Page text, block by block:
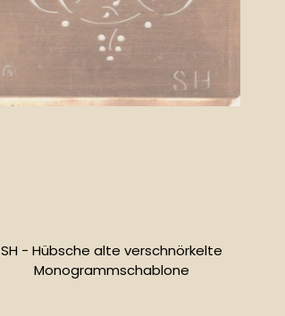
SH - Hübsche alte verschnörkelte
Monogrammschablone